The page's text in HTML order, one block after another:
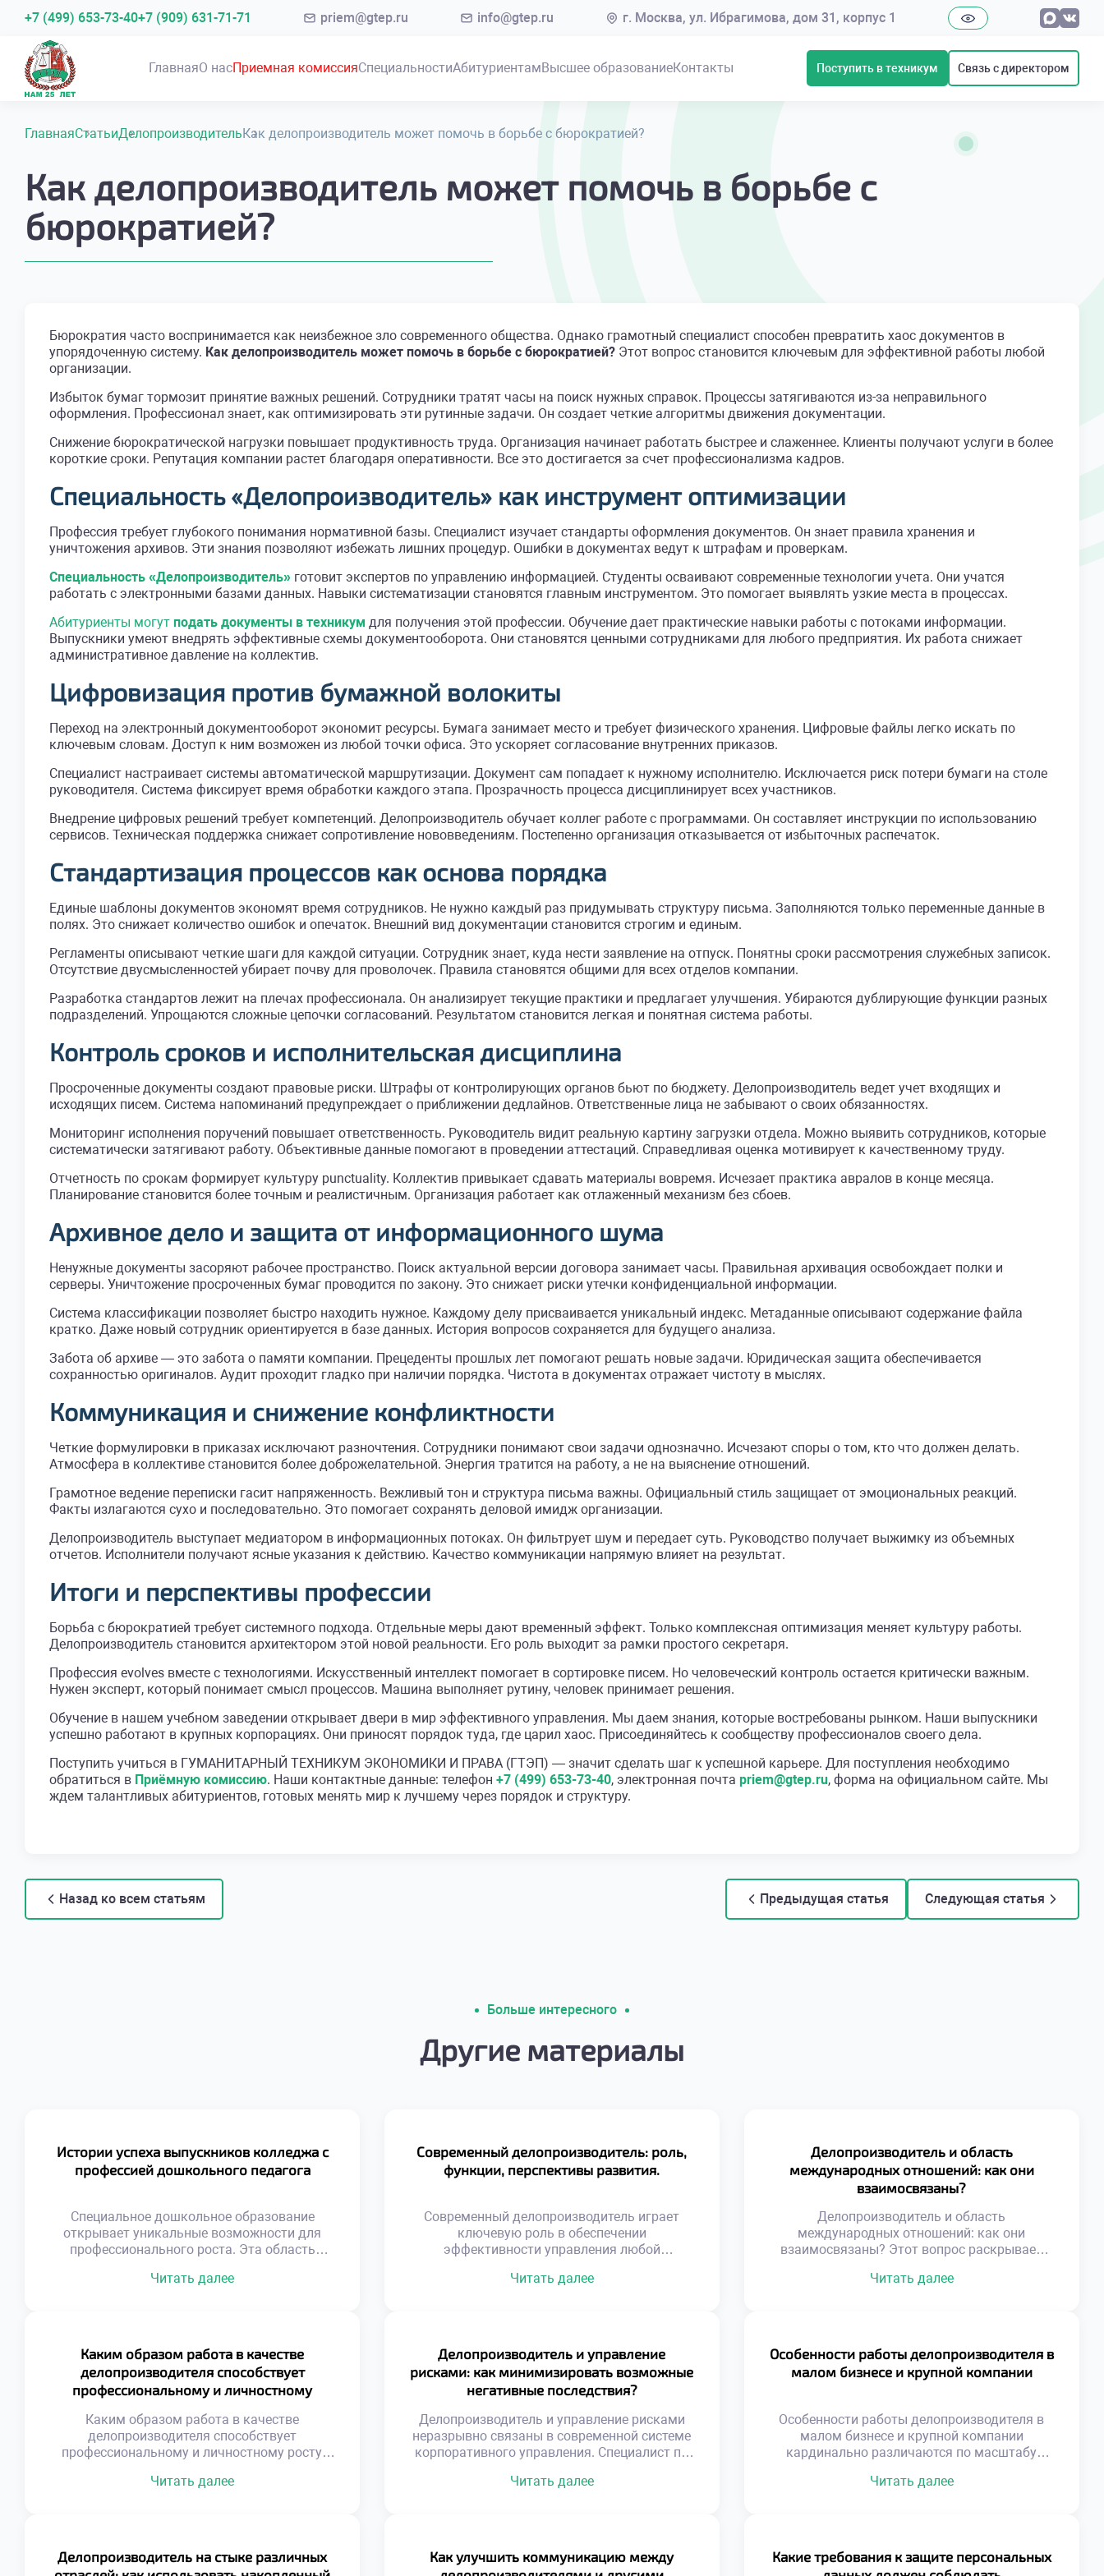
+7 (499) 653-73-40+7 (909) 631-71-71 priem@gtep.ru info@gtep.ru г. Москва, ул. Ибрагимова, дом 31, корпус 1
ГлавнаяО насПриемная комиссияСпециальностиАбитуриентам Высшее образованиеКонтакты Поступить в техникум Связь с директором
ГлавнаяСтатьиДелопроизводительКак делопроизводитель может помочь в борьбе с бюрократией?
Как делопроизводитель может помочь в борьбе с
бюрократией?
Бюрократия часто воспринимается как неизбежное зло современного общества. Однако грамотный специалист способен превратить хаос документов в
упорядоченную систему. Как делопроизводитель может помочь в борьбе с бюрократией? Этот вопрос становится ключевым для эффективной работы любой
организации.
Избыток бумаг тормозит принятие важных решений. Сотрудники тратят часы на поиск нужных справок. Процессы затягиваются из-за неправильного
оформления. Профессионал знает, как оптимизировать эти рутинные задачи. Он создает четкие алгоритмы движения документации.
Снижение бюрократической нагрузки повышает продуктивность труда. Организация начинает работать быстрее и слаженнее. Клиенты получают услуги в более
короткие сроки. Репутация компании растет благодаря оперативности. Все это достигается за счет профессионализма кадров.
Специальность «Делопроизводитель» как инструмент оптимизации
Профессия требует глубокого понимания нормативной базы. Специалист изучает стандарты оформления документов. Он знает правила хранения и
уничтожения архивов. Эти знания позволяют избежать лишних процедур. Ошибки в документах ведут к штрафам и проверкам.
Специальность «Делопроизводитель» готовит экспертов по управлению информацией. Студенты осваивают современные технологии учета. Они учатся
работать с электронными базами данных. Навыки систематизации становятся главным инструментом. Это помогает выявлять узкие места в процессах.
Абитуриенты могут подать документы в техникум для получения этой профессии. Обучение дает практические навыки работы с потоками информации.
Выпускники умеют внедрять эффективные схемы документооборота. Они становятся ценными сотрудниками для любого предприятия. Их работа снижает
административное давление на коллектив.
Цифровизация против бумажной волокиты
Переход на электронный документооборот экономит ресурсы. Бумага занимает место и требует физического хранения. Цифровые файлы легко искать по
ключевым словам. Доступ к ним возможен из любой точки офиса. Это ускоряет согласование внутренних приказов.
Специалист настраивает системы автоматической маршрутизации. Документ сам попадает к нужному исполнителю. Исключается риск потери бумаги на столе
руководителя. Система фиксирует время обработки каждого этапа. Прозрачность процесса дисциплинирует всех участников.
Внедрение цифровых решений требует компетенций. Делопроизводитель обучает коллег работе с программами. Он составляет инструкции по использованию
сервисов. Техническая поддержка снижает сопротивление нововведениям. Постепенно организация отказывается от избыточных распечаток.
Стандартизация процессов как основа порядка
Единые шаблоны документов экономят время сотрудников. Не нужно каждый раз придумывать структуру письма. Заполняются только переменные данные в
полях. Это снижает количество ошибок и опечаток. Внешний вид документации становится строгим и единым.
Регламенты описывают четкие шаги для каждой ситуации. Сотрудник знает, куда нести заявление на отпуск. Понятны сроки рассмотрения служебных записок.
Отсутствие двусмысленностей убирает почву для проволочек. Правила становятся общими для всех отделов компании.
Разработка стандартов лежит на плечах профессионала. Он анализирует текущие практики и предлагает улучшения. Убираются дублирующие функции разных
подразделений. Упрощаются сложные цепочки согласований. Результатом становится легкая и понятная система работы.
Контроль сроков и исполнительская дисциплина
Просроченные документы создают правовые риски. Штрафы от контролирующих органов бьют по бюджету. Делопроизводитель ведет учет входящих и
исходящих писем. Система напоминаний предупреждает о приближении дедлайнов. Ответственные лица не забывают о своих обязанностях.
Мониторинг исполнения поручений повышает ответственность. Руководитель видит реальную картину загрузки отдела. Можно выявить сотрудников, которые
систематически затягивают работу. Объективные данные помогают в проведении аттестаций. Справедливая оценка мотивирует к качественному труду.
Отчетность по срокам формирует культуру punctuality. Коллектив привыкает сдавать материалы вовремя. Исчезает практика авралов в конце месяца.
Планирование становится более точным и реалистичным. Организация работает как отлаженный механизм без сбоев.
Архивное дело и защита от информационного шума
Ненужные документы засоряют рабочее пространство. Поиск актуальной версии договора занимает часы. Правильная архивация освобождает полки и
серверы. Уничтожение просроченных бумаг проводится по закону. Это снижает риски утечки конфиденциальной информации.
Система классификации позволяет быстро находить нужное. Каждому делу присваивается уникальный индекс. Метаданные описывают содержание файла
кратко. Даже новый сотрудник ориентируется в базе данных. История вопросов сохраняется для будущего анализа.
Забота об архиве — это забота о памяти компании. Прецеденты прошлых лет помогают решать новые задачи. Юридическая защита обеспечивается
сохранностью оригиналов. Аудит проходит гладко при наличии порядка. Чистота в документах отражает чистоту в мыслях.
Коммуникация и снижение конфликтности
Четкие формулировки в приказах исключают разночтения. Сотрудники понимают свои задачи однозначно. Исчезают споры о том, кто что должен делать.
Атмосфера в коллективе становится более доброжелательной. Энергия тратится на работу, а не на выяснение отношений.
Грамотное ведение переписки гасит напряженность. Вежливый тон и структура письма важны. Официальный стиль защищает от эмоциональных реакций.
Факты излагаются сухо и последовательно. Это помогает сохранять деловой имидж организации.
Делопроизводитель выступает медиатором в информационных потоках. Он фильтрует шум и передает суть. Руководство получает выжимку из объемных
отчетов. Исполнители получают ясные указания к действию. Качество коммуникации напрямую влияет на результат.
Итоги и перспективы профессии
Борьба с бюрократией требует системного подхода. Отдельные меры дают временный эффект. Только комплексная оптимизация меняет культуру работы.
Делопроизводитель становится архитектором этой новой реальности. Его роль выходит за рамки простого секретаря.
Профессия evolves вместе с технологиями. Искусственный интеллект помогает в сортировке писем. Но человеческий контроль остается критически важным.
Нужен эксперт, который понимает смысл процессов. Машина выполняет рутину, человек принимает решения.
Обучение в нашем учебном заведении открывает двери в мир эффективного управления. Мы даем знания, которые востребованы рынком. Наши выпускники
успешно работают в крупных корпорациях. Они приносят порядок туда, где царил хаос. Присоединяйтесь к сообществу профессионалов своего дела.
Поступить учиться в ГУМАНИТАРНЫЙ ТЕХНИКУМ ЭКОНОМИКИ И ПРАВА (ГТЭП) — значит сделать шаг к успешной карьере. Для поступления необходимо
обратиться в Приёмную комиссию. Наши контактные данные: телефон +7 (499) 653-73-40, электронная почта priem@gtep.ru, форма на официальном сайте. Мы
ждем талантливых абитуриентов, готовых менять мир к лучшему через порядок и структуру.
Назад ко всем статьям Предыдущая статья Следующая статья
Больше интересного
Другие материалы
Истории успеха выпускников колледжа с
профессией дошкольного педагога
Специальное дошкольное образование
открывает уникальные возможности для
профессионального роста. Эта область
детям. Выпускники становятся настоящими
была востребованной и уважаемой в
обществе. Сегодня спрос на
квалифицированных специалистов только
возрастает. Родители ищут лучших
воспитателей для […]
Читать далее
Современный делопроизводитель: роль,
функции, перспективы развития.
Современный делопроизводитель играет
ключевую роль в обеспечении
эффективности управления любой
трансформировалась из технической
юридическую безопасность компании.
Именно от его компетенций зависит скорость
принятия решений и качество корпоративных
коммуникаций. Функционал документаведа
вышел далеко за рамки простой регистрации
бумаг и архивирования. Цифровизация […]
Читать далее
Делопроизводитель и область
международных отношений: как они
взаимосвязаны?
Делопроизводитель и область
международных отношений: как они
взаимосвязаны? Этот вопрос раскрывает
Документационное обеспечение
культурами делового общения. Грамотное
оформление бумаг гарантирует успех
трансграничных сделок. Понимание этой
международной коммуникации.
Международный документооборот
регулируется сложной системой норм.
Национальные правила часто […]
Читать далее
Каким образом работа в качестве
делопроизводителя способствует
профессиональному и личностному
Каким образом работа в качестве
делопроизводителя способствует
профессиональному и личностному росту,
выбора карьеры. Эта профессия
выстраивает системы. Работа с информацией
развивает аналитическое мышление и
Читать далее
Делопроизводитель и управление
рисками: как минимизировать возможные
негативные последствия?
Делопроизводитель и управление рисками
неразрывно связаны в современной системе
корпоративного управления. Специалист по
первым рубежом защиты организации от
профилактика проблем отличает
профессионала высокого класса от обычного
Читать далее
Особенности работы делопроизводителя в
малом бизнесе и крупной компании
Особенности работы делопроизводителя в
малом бизнесе и крупной компании
кардинально различаются по масштабу
выполняет функции универсального
различий помогает осознанно строить
карьерную траекторию. Выбор места работы
Читать далее
Делопроизводитель на стыке различных
Как улучшить коммуникацию между
Какие требования к защите персональных